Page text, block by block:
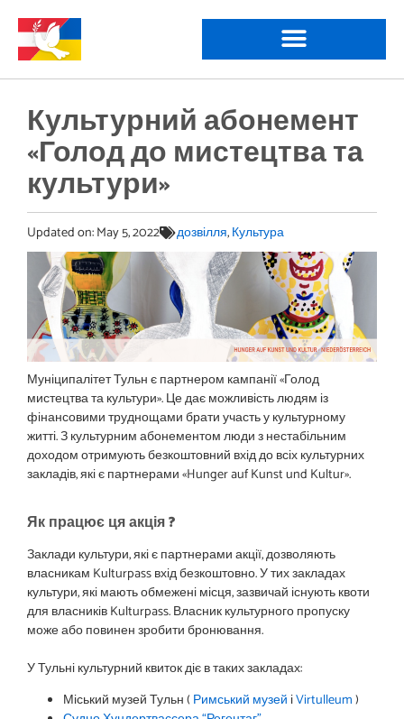
Культурний абонемент
«Голод до мистецтва та
культури»
Updated on:May 5, 2022 дозвілля,Культура
Муніципалітет Тульн є партнером кампанії «Голод
мистецтва та культури». Це дає можливість людям із
фінансовими труднощами брати участь у культурному
житті. З культурним абонементом люди з нестабільним
доходом отримують безкоштовний вхід до всіх культурних
закладів, які є партнерами «Hunger auf Kunst und Kultur».
Як працює ця акція ?
Заклади культури, які є партнерами акції, дозволяють
власникам Kulturpass вхід безкоштовно. У тих закладах
культури, які мають обмежені місця, зазвичай існують квоти
для власників Kulturpass. Власник культурного пропуску
може або повинен зробити бронювання.
У Тульні культурний квиток діє в таких закладах:
Міський музей Тульн (Римський музей іVirtulleum)